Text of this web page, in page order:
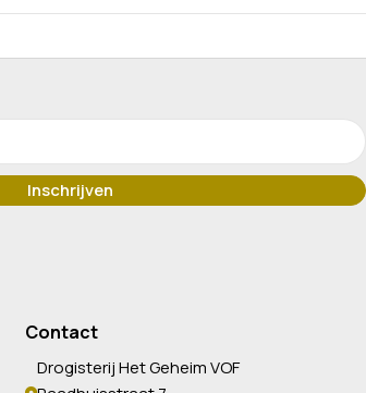
Contact
Drogisterij Het Geheim VOF